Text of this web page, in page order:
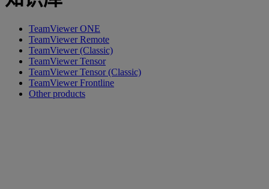
TeamViewer ONE
TeamViewer Remote
TeamViewer (Classic)
TeamViewer Tensor
TeamViewer Tensor (Classic)
TeamViewer Frontline
Other products